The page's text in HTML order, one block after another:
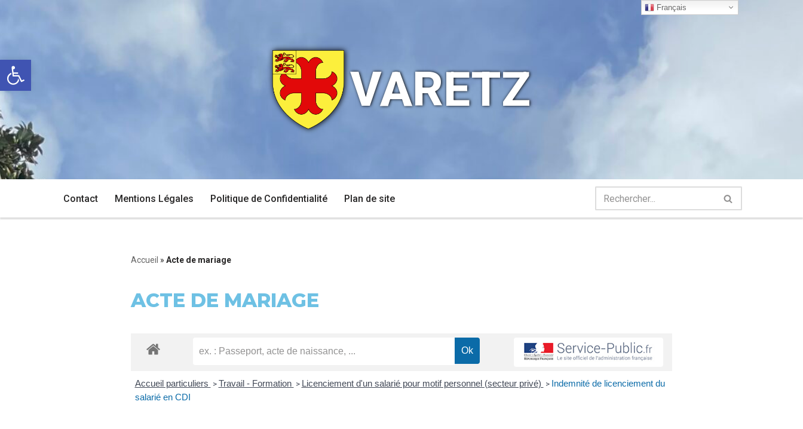
Ouvrir la barre d’outils
contenu
VARETZ
Contact Mentions Légales Politique de Confidentialité Plan de site
Accueil » Acte de mariage
ACTE DE MARIAGE
Accueil particuliers > Travail - Formation > Licenciement d'un salarié pour motif personnel (secteur privé) > Indemnité de licenciement du
salarié en CDI
Français